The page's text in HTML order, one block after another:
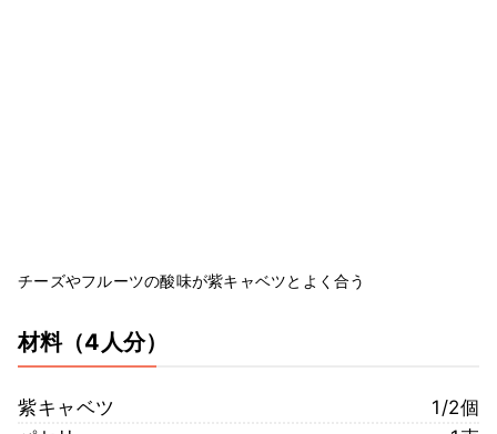
チーズやフルーツの酸味が紫キャベツとよく合う
材料（4人分）
紫キャベツ
1/2個